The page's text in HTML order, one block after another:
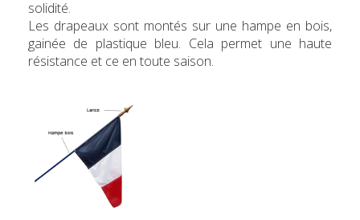
solidité.
Les drapeaux sont montés sur une hampe en bois,
gainée de plastique bleu. Cela permet une haute
résistance et ce en toute saison.